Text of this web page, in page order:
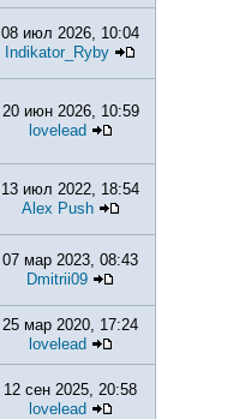
08 июл 2026, 10:04
Indikator_Ryby
20 июн 2026, 10:59
lovelead
13 июл 2022, 18:54
Alex Push
07 мар 2023, 08:43
Dmitrii09
25 мар 2020, 17:24
lovelead
12 сен 2025, 20:58
lovelead